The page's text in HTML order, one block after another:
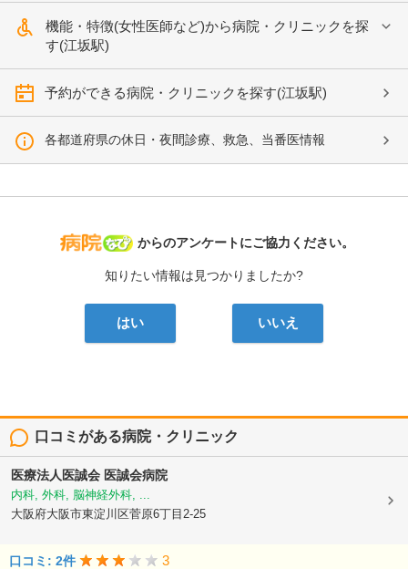
機能・特徴(女性医師など)から病院・クリニックを探
す(江坂駅)
予約ができる病院・クリニックを探す(江坂駅)
各都道府県の休日・夜間診療、救急、当番医情報
病院なび
からのアンケートにご協力ください。
知りたい情報は見つかりましたか?
はい いいえ
口コミがある病院・クリニック
医療法人医誠会 医誠会病院
内科, 外科, 脳神経外科, ...
大阪府大阪市東淀川区菅原6丁目2-25
口コミ: 2件 3